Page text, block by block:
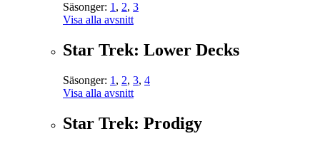
Säsonger: 1 , 2, 3
Visa alla avsnitt
Star Trek: Lower Decks
Säsonger: 1 , 2, 3, 4
Visa alla avsnitt
Star Trek: Prodigy